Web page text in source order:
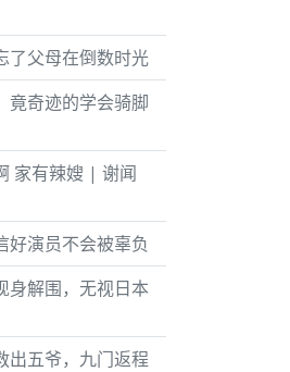
了父母在倒数时光
竟奇迹的学会骑脚
家有辣嫂 | 谢闻
好演员不会被辜负
身解围，无视日本
出五爷，九门返程